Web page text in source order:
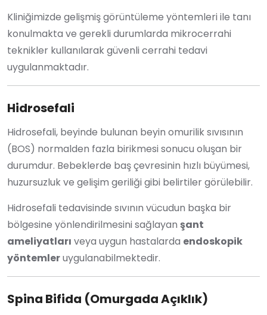
Kliniğimizde gelişmiş görüntüleme yöntemleri ile tanı
konulmakta ve gerekli durumlarda mikrocerrahi
teknikler kullanılarak güvenli cerrahi tedavi
uygulanmaktadır.
Hidrosefali
Hidrosefali, beyinde bulunan beyin omurilik sıvısının
(BOS) normalden fazla birikmesi sonucu oluşan bir
durumdur. Bebeklerde baş çevresinin hızlı büyümesi,
huzursuzluk ve gelişim geriliği gibi belirtiler görülebilir.
Hidrosefali tedavisinde sıvının vücudun başka bir
bölgesine yönlendirilmesini sağlayan şant
ameliyatları veya uygun hastalarda endoskopik
yöntemleruygulanabilmektedir.
Spina Bifida (Omurgada Açıklık)